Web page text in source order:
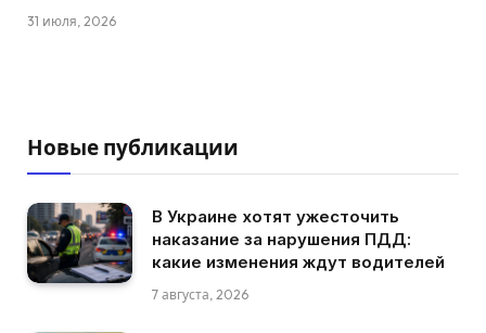
31 июля, 2026
Новые публикации
В Украине хотят ужесточить
наказание за нарушения ПДД:
какие изменения ждут водителей
7 августа, 2026